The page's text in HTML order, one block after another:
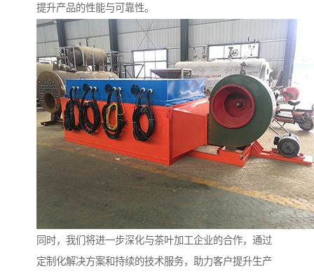
提升产品的性能与可靠性。
同时，我们将进一步深化与茶叶加工企业的合作，通过
定制化解决方案和持续的技术服务，助力客户提升生产